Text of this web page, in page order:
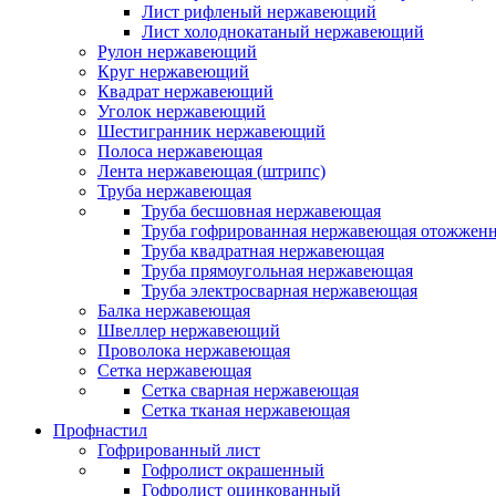
Лист рифленый нержавеющий
Лист холоднокатаный нержавеющий
Рулон нержавеющий
Круг нержавеющий
Квадрат нержавеющий
Уголок нержавеющий
Шестигранник нержавеющий
Полоса нержавеющая
Лента нержавеющая (штрипс)
Труба нержавеющая
Труба бесшовная нержавеющая
Труба гофрированная нержавеющая
Труба квадратная нержавеющая
Труба прямоугольная нержавеющая
Труба электросварная нержавеющая
Балка нержавеющая
Швеллер нержавеющий
Проволока нержавеющая
Сетка нержавеющая
Сетка сварная нержавеющая
Сетка тканая нержавеющая
Профнастил
Гофрированный лист
Гофролист окрашенный
Гофролист оцинкованный